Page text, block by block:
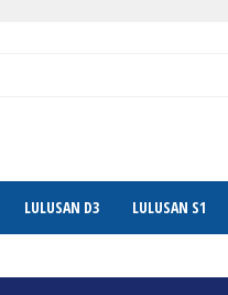
LULUSAN D3 LULUSAN S1